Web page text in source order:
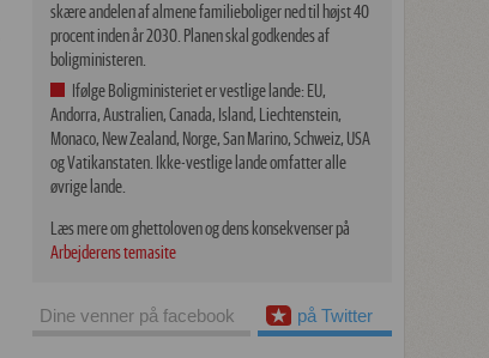
skære andelen af almene familieboliger ned til højst 40
procent inden år 2030. Planen skal godkendes af
boligministeren.
Ifølge Boligministeriet er vestlige lande: EU,
Andorra, Australien, Canada, Island, Liechtenstein,
Monaco, New Zealand, Norge, San Marino, Schweiz, USA
og Vatikanstaten. Ikke-vestlige lande omfatter alle
øvrige lande.
Læs mere om ghettoloven og dens konsekvenser på
Arbejderens temasite
på Twitter
Dine venner på facebook